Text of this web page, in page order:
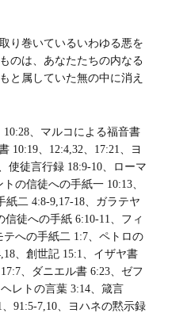
り巻いているいわゆる悪を
のは、あなたたちの内なる
と属していた無の中に消え
10:28、マルコによる福音書
10:19、12:4,32、17:21、ヨ
使徒言行録 18:9-10、ローマ
の信徒への手紙一 10:13、
紙二 4:8-9,17-18、ガラテヤ
徒への手紙 6:10-11、フィ
テへの手紙二 1:7、ペトロの
、創世記 15:1、イザヤ書
、ダニエル書 6:23、ゼフ
レトの言葉 3:14、箴言
91:5-7,10、ヨハネの黙示録